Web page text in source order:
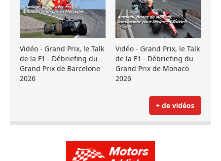
Vidéo - Grand Prix, le Talk
de la F1 - Débriefing du
Grand Prix de Barcelone
2026
Vidéo - Grand Prix, le Talk
de la F1 - Débriefing du
Grand Prix de Monaco
2026
+ de vidéos